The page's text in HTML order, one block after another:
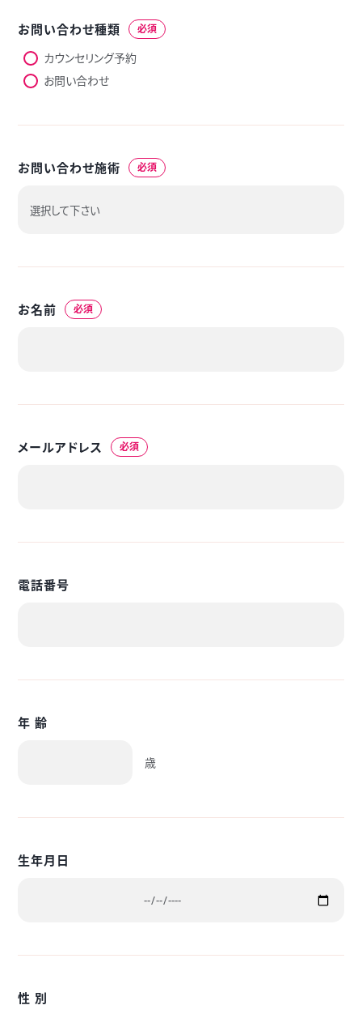
お問い合わせ種類 必須
カウンセリング予約
お問い合わせ
お問い合わせ施術 必須
お名前 必須
メールアドレス 必須
電話番号
年 齢
歳
生年月日
性 別